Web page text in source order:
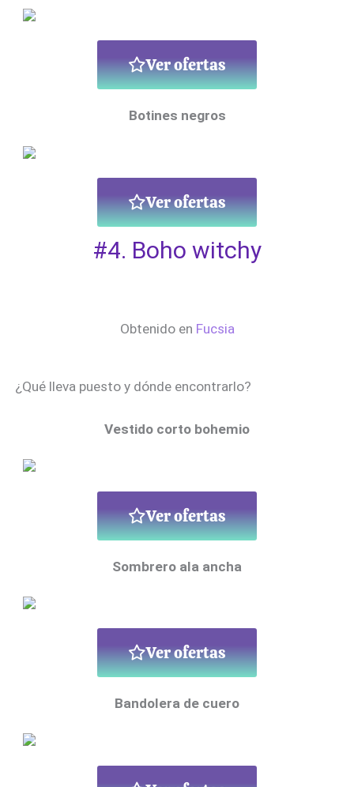
Ver ofertas
Botines negros
Ver ofertas
#4. Boho witchy
Obtenido en Fucsia
¿Qué lleva puesto y dónde encontrarlo?
Vestido corto bohemio
Ver ofertas
Sombrero ala ancha
Ver ofertas
Bandolera de cuero